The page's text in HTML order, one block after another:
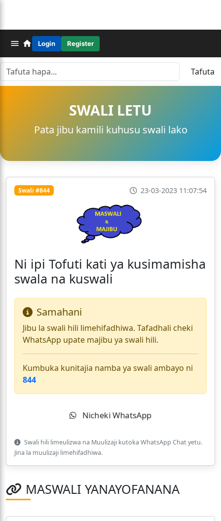
Login Register
Tafuta
SWALI LETU
Pata jibu kamili kuhusu swali lako
Swali #844 23-03-2023 11:07:54
Ni ipi Tofuti kati ya kusimamisha
swala na kuswali
Samahani
Jibu la swali hili limehifadhiwa. Tafadhali cheki
WhatsApp upate majibu ya swali hili.
Kumbuka kunitajia namba ya swali ambayo ni
844
Nicheki WhatsApp
Swali hili limeulizwa na Muulizaji kutoka WhatsApp Chat yetu.
Jina la muulizaji limehifadhiwa.
MASWALI YANAYOFANANA